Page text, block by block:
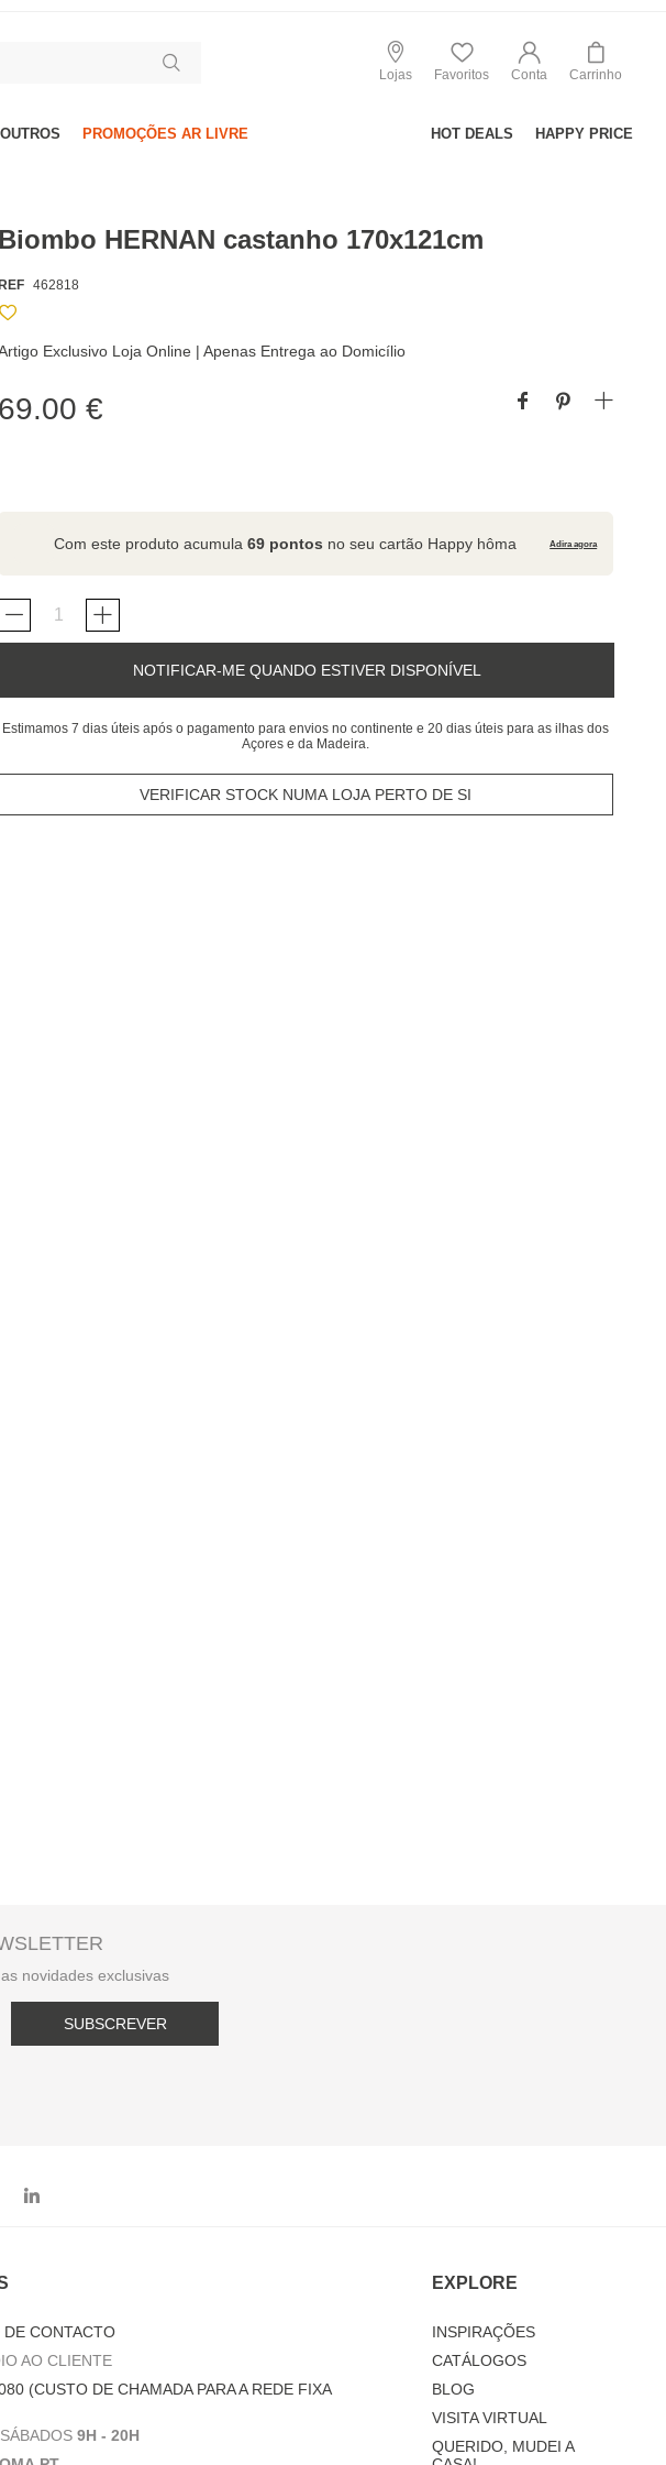
Lojas Favoritos Conta Carrinho
OUTROS PROMOÇÕES AR LIVRE HOT DEALS HAPPY PRICE
Biombo HERNAN castanho 170x121cm
REF 462818
Exclusivo Loja Online | Apenas Entrega ao Domicílio
69.00 €
Com este produto acumula69 pontos no seu cartão Happy hôma Adira agora
NOTIFICAR-ME QUANDO ESTIVER DISPONÍVEL
Estimamos 7 dias úteis após o pagamento para envios no continente e 20 dias úteis para as ilhas dos
Açores e da Madeira.
VERIFICAR STOCK NUMA LOJA PERTO DE SI
novidades exclusivas
SUBSCREVER
CONTACTO
AO CLIENTE
(CUSTO DE CHAMADA PARA A REDE FIXA
9H - 20H
EXPLORE
INSPIRAÇÕES
CATÁLOGOS
BLOG
VISITA VIRTUAL
QUERIDO, MUDEI A